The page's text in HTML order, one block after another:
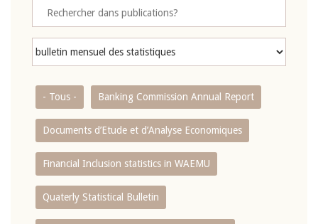
- Tous - Banking Commission Annual Report
Documents d’Etude et d’Analyse Economiques
Financial Inclusion statistics in WAEMU
Quaterly Statistical Bulletin